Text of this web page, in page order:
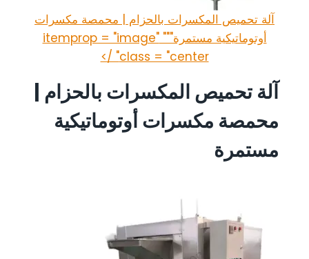
آلة تحميص المكسرات بالحزام | محمصة مكسرات
أوتوماتيكية مستمرة""" itemprop = "image"
class = "center" />
آلة تحميص المكسرات بالحزام |
محمصة مكسرات أوتوماتيكية
مستمرة